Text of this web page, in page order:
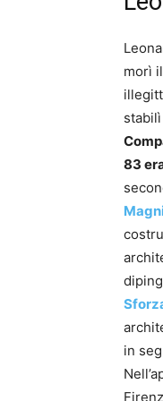
morì
83
in